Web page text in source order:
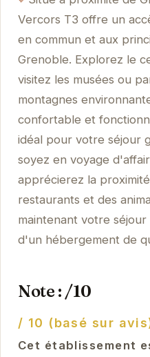
Vercors T3 offre un
en commun et aux
Grenoble. Explorez le
visitez les musées ou
montagnes
confortable et
idéal pour votre séjour
soyez en voyage
apprécierez la
restaurants et des
maintenant votre
d'un hébergement de
Note : /10
/ 10 (basé sur
Cet établissement